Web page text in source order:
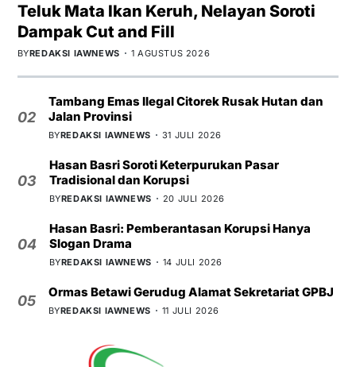
Teluk Mata Ikan Keruh, Nelayan Soroti
Dampak Cut and Fill
BYREDAKSI IAWNEWS 1 AGUSTUS 2026
02
Tambang Emas Ilegal Citorek Rusak Hutan dan
Jalan Provinsi
BYREDAKSI IAWNEWS 31 JULI 2026
03
Hasan Basri Soroti Keterpurukan Pasar
Tradisional dan Korupsi
BYREDAKSI IAWNEWS 20 JULI 2026
04
Hasan Basri: Pemberantasan Korupsi Hanya
Slogan Drama
BYREDAKSI IAWNEWS 14 JULI 2026
05
Ormas Betawi Gerudug Alamat Sekretariat GPBJ
BYREDAKSI IAWNEWS 11 JULI 2026